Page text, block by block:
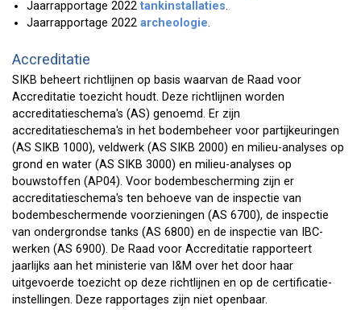
Jaarrapportage 2022 tankinstallaties.
Jaarrapportage 2022 archeologie.
Accreditatie
SIKB beheert richtlijnen op basis waarvan de Raad voor
Accreditatie toezicht houdt. Deze richtlijnen worden
accreditatieschema's (AS) genoemd. Er zijn
accreditatieschema's in het bodembeheer voor partijkeuringen
(AS SIKB 1000), veldwerk (AS SIKB 2000) en milieu-analyses op
grond en water (AS SIKB 3000) en milieu-analyses op
bouwstoffen (AP04). Voor bodembescherming zijn er
accreditatieschema's ten behoeve van de inspectie van
bodembeschermende voorzieningen (AS 6700), de inspectie
van ondergrondse tanks (AS 6800) en de inspectie van IBC-
werken (AS 6900). De Raad voor Accreditatie rapporteert
jaarlijks aan het ministerie van I&M over het door haar
uitgevoerde toezicht op deze richtlijnen en op de certificatie-
instellingen. Deze rapportages zijn niet openbaar.